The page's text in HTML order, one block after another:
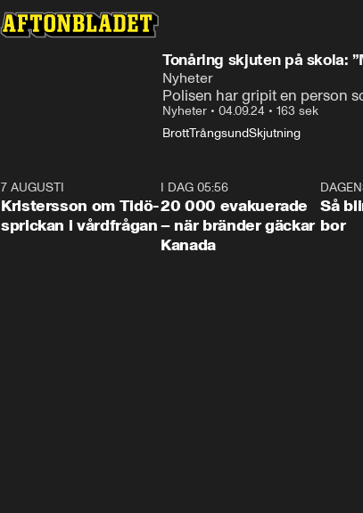
Tonåring skjuten på skola:
Nyheter
Polisen har gripit en person
Nyheter • 04.09.24 • 163 sek
BrottTrångsundSkjutning
7 AUGUSTI
Kristersson om Tidö-
sprickan i vårdfrågan
I DAG 05:56
20 000 evakuerade
– när bränder gäckar
Kanada
Så
bor